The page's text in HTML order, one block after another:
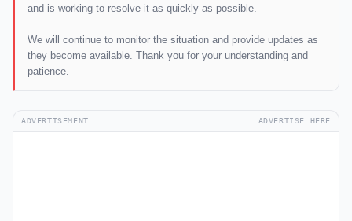
and is working to resolve it as quickly as possible.
We will continue to monitor the situation and provide updates as
they become available. Thank you for your understanding and
patience.
ADVERTISEMENT ADVERTISE HERE